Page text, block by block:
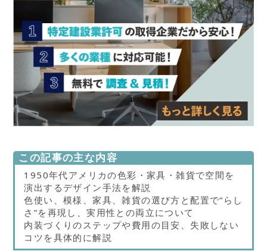
この記事の主な内容
1950年代アメリカの色彩・家具・雑貨で空間を
演出するデザイン手法を解説
色使い、模様、家具、雑貨の選び方と配置で“らし
さ”を再現し、実用性との両立について
内装づくりのステップや費用の目安、失敗しない
コツを具体的に解説